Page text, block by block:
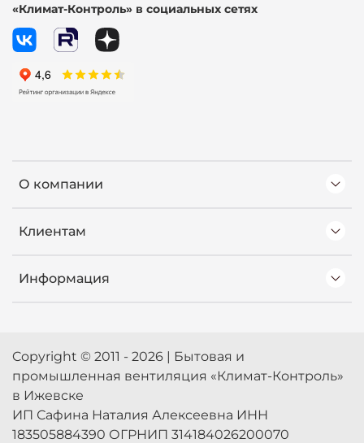
О компании
Клиентам
Информация
«Климат-Контроль» в социальных сетях
Copyright © 2011 - 2026 | Бытовая и
промышленная вентиляция «Климат-Контроль»
в Ижевске
ИП Сафина Наталия Алексеевна ИНН
183505884390 ОГРНИП 314184026200070